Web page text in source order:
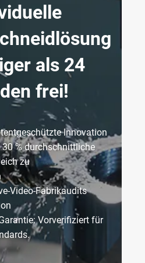
als 24
frei!
Innovation
% durchschnittliche
zu
Video-Fabrikaudits
Vorverifiziert für